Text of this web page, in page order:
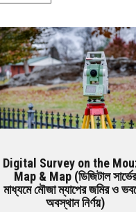
Survey Airport...
Digital Survey on the
Map & Map (ডিজিটাল সার্ভের
মাধ্যমে মৌজা ম্যাপের জমির ও
অবস্থান নির্ণয়)